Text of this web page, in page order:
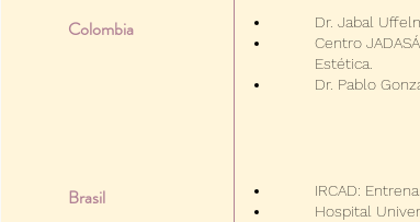
Colombia
Brasil
Dr. Jabal
Centro
Estética.
Dr. Pablo
IRCAD:
Hospital